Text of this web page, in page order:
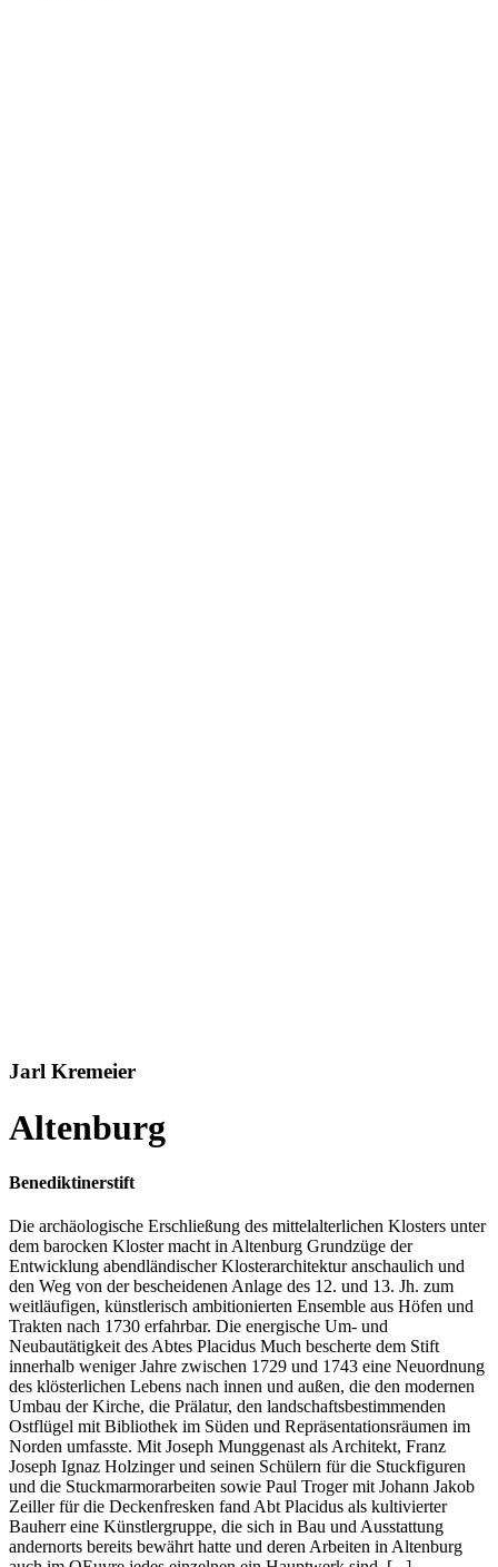
Jarl Kremeier
Altenburg
Benediktinerstift
Die archäologische Erschließung des mittelalterlichen Klosters unter
dem barocken Kloster macht in Altenburg Grundzüge der
Entwicklung abendländischer Klosterarchitektur anschaulich und
den Weg von der bescheidenen Anlage des 12. und 13. Jh. zum
weitläufigen, künstlerisch ambitionierten Ensemble aus Höfen und
Trakten nach 1730 erfahrbar. Die energische Um- und
Neubautätigkeit des Abtes Placidus Much bescherte dem Stift
innerhalb weniger Jahre zwischen 1729 und 1743 eine Neuordnung
des klösterlichen Lebens nach innen und außen, die den modernen
Umbau der Kirche, die Prälatur, den landschaftsbestimmenden
Ostflügel mit Bibliothek im Süden und Repräsentationsräumen im
Norden umfasste. Mit Joseph Munggenast als Architekt, Franz
Joseph Ignaz Holzinger und seinen Schülern für die Stuckfiguren
und die Stuckmarmorarbeiten sowie Paul Troger mit Johann Jakob
Zeiller für die Deckenfresken fand Abt Placidus als kultivierter
Bauherr eine Künstlergruppe, die sich in Bau und Ausstattung
andernorts bereits bewährt hatte und deren Arbeiten in Altenburg